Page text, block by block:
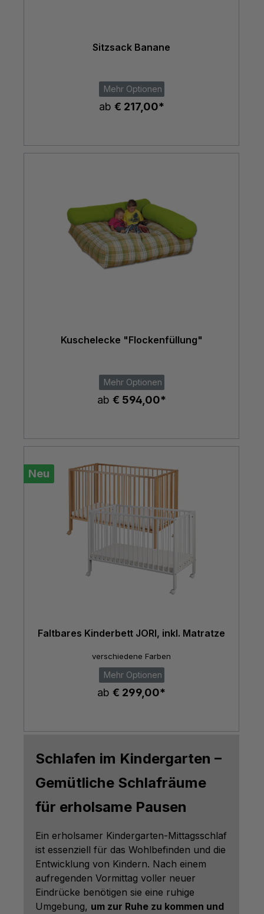
Sitzsack Banane
Mehr Optionen
ab € 217,00*
Kuschelecke "Flockenfüllung"
Mehr Optionen
ab € 594,00*
Neu
Faltbares Kinderbett JORI, inkl. Matratze
verschiedene Farben
Mehr Optionen
ab € 299,00*
Schlafen im Kindergarten –
Gemütliche Schlafräume
für erholsame Pausen
Ein erholsamer Kindergarten-Mittagsschlaf
ist essenziell für das Wohlbefinden und die
Entwicklung von Kindern. Nach einem
aufregenden Vormittag voller neuer
Eindrücke benötigen sie eine ruhige
Umgebung, um zur Ruhe zu kommen und